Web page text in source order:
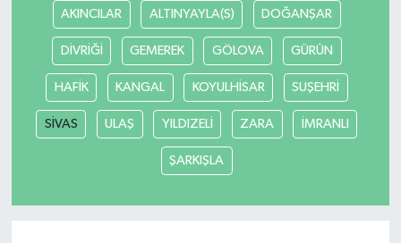
AKINCILAR ALTINYAYLA(S) DOĞANŞAR
DİVRİĞİ GEMEREK GÖLOVA GÜRÜN
HAFİK KANGAL KOYULHİSAR SUŞEHRİ
SİVAS ULAŞ YILDIZELİ ZARA İMRANLI
ŞARKIŞLA